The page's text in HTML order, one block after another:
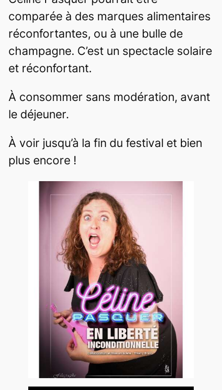
comparée à des marques alimentaires
réconfortantes, ou à une bulle de
champagne. C’est un spectacle solaire
et réconfortant.
À consommer sans modération, avant
le déjeuner.
À voir jusqu’à la fin du festival et bien
plus encore !